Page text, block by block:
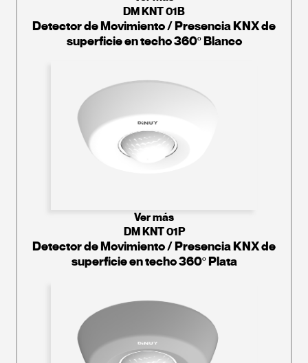
DM KNT 01B
Detector de Movimiento / Presencia KNX de
superficie en techo 360º Blanco
Ver más
DM KNT 01P
Detector de Movimiento / Presencia KNX de
superficie en techo 360º Plata